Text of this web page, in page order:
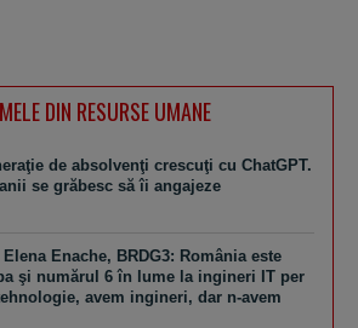
DIN RESURSE UMANE
de absolvenţi crescuţi cu ChatGPT.
se grăbesc să îi angajeze
Enache, BRDG3: România este
şi numărul 6 în lume la ingineri IT per
avem ingineri, dar n-avem